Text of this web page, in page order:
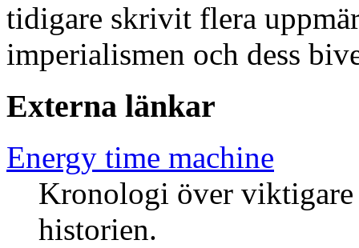
tidigare skrivit flera
imperialismen och dess
Externa länkar
Energy time machine
Kronologi över viktigare
historien.